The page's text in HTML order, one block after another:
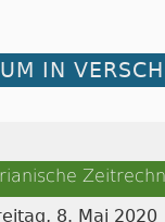
IN
8. Mai 2020